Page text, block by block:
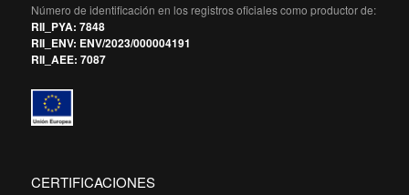
Número de identificación en los registros oficiales como productor de:
RII_PYA: 7848
RII_ENV: ENV/2023/000004191
RII_AEE: 7087
CERTIFICACIONES